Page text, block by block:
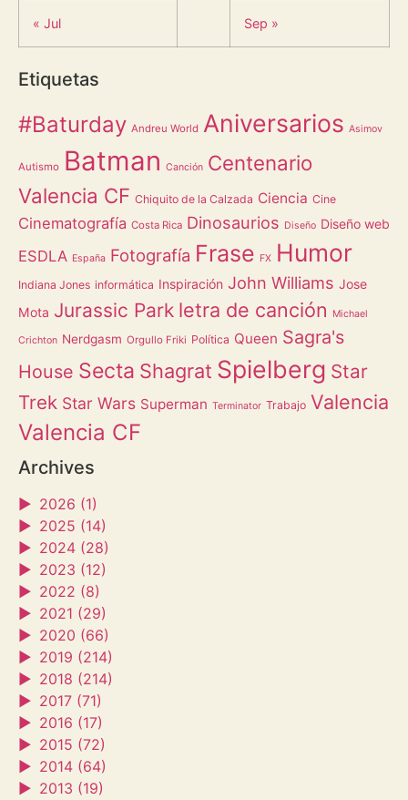
« Jul Sep »
Etiquetas
#Baturday Andreu World Aniversarios Asimov
Autismo Batman Canción Centenario
Valencia CF Chiquito de la Calzada Ciencia Cine
Cinematografía Costa Rica Dinosaurios Diseño Diseño web
ESDLA España Fotografía Frase FX Humor
Indiana Jones informática Inspiración John Williams Jose
Mota Jurassic Park letra de canción Michael
Crichton Nerdgasm Orgullo Friki Política Queen Sagra's
House Secta Shagrat Spielberg Star
Trek Star Wars Superman Terminator Trabajo Valencia
Valencia CF
Archives
► 2026 (1)
► 2025 (14)
► 2024 (28)
► 2023 (12)
► 2022 (8)
► 2021 (29)
► 2020 (66)
► 2019 (214)
► 2018 (214)
► 2017 (71)
► 2016 (17)
► 2015 (72)
► 2014 (64)
► 2013 (19)